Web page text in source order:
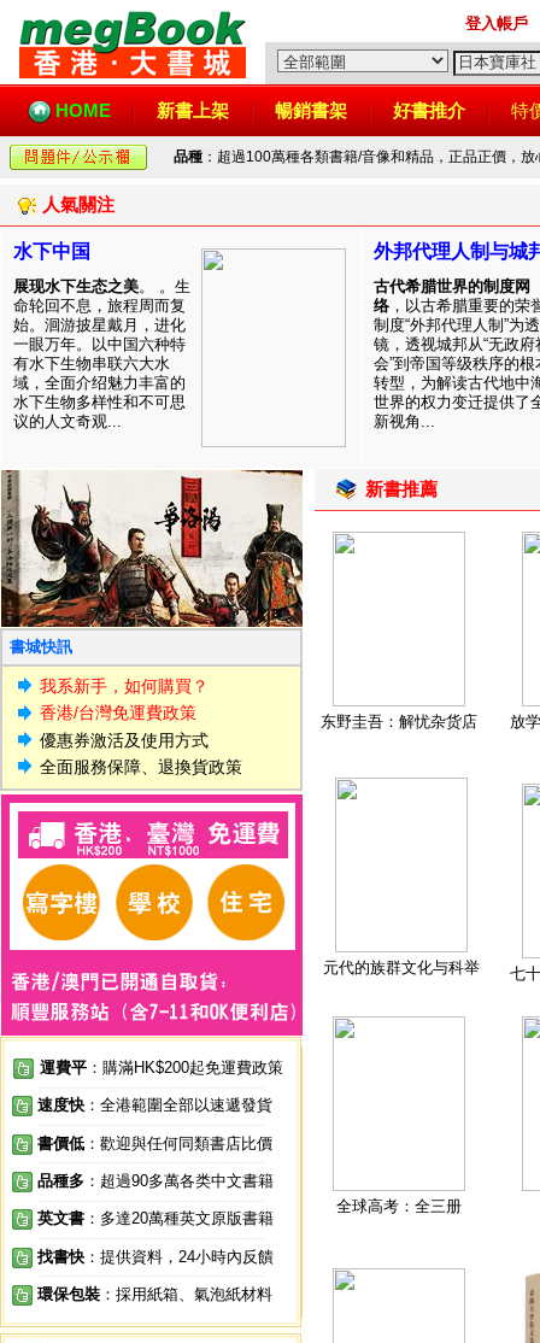
登入帳戶
HOME 新書上架 暢銷書架 好書推介 特
品種 ：超過100萬種各類書籍/音像和精品，正品正價，
人氣關注
水下中国
展现水下生态之美。 。生
命轮回不息，旅程周而复
始。洄游披星戴月，进化
一眼万年。以中国六种特
有水下生物串联六大水
域，全面介绍魅力丰富的
水下生物多样性和不可思
议的人文奇观...
外邦代理人制与城
古代希腊世界的制度网
络 ，以古希腊重要的荣
制度“外邦代理人制”为透
镜，透视城邦从“无政府
会”到帝国等级秩序的根
转型，为解读古代地中
世界的权力变迁提供了
新视角...
書城快訊
我系新手，如何購買？
香港/台灣免運費政策
優惠券激活及使用方式
全面服務保障、退換貨政策
運費平 ：購滿HK$200起免運費政策
速度快 ：全港範圍全部以速遞發貨
書價低 ：歡迎與任何同類書店比價
品種多 ：超過90多萬各类中文書籍
英文書 ：多達20萬種英文原版書籍
找書快 ：提供資料，24小時內反饋
環保包裝 ：採用紙箱、氣泡紙材料
新書推薦
东野圭吾：解忧杂货店 放
元代的族群文化与科举 七
全球高考：全三册